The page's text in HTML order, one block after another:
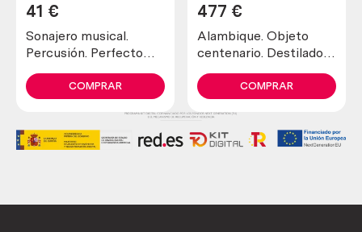
Sonajero musical.
Percusión. Perfecto
41 €
COMPRAR
Alambique. Objeto
centenario. Destilador
cobre. 80 litros.
477 €
COMPRAR